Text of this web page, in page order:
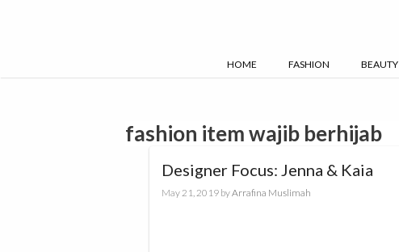
HOME FASHION BEAUTY
fashion item wajib berhijab
Designer Focus: Jenna & Kaia
May 21, 2019 byArrafina Muslimah